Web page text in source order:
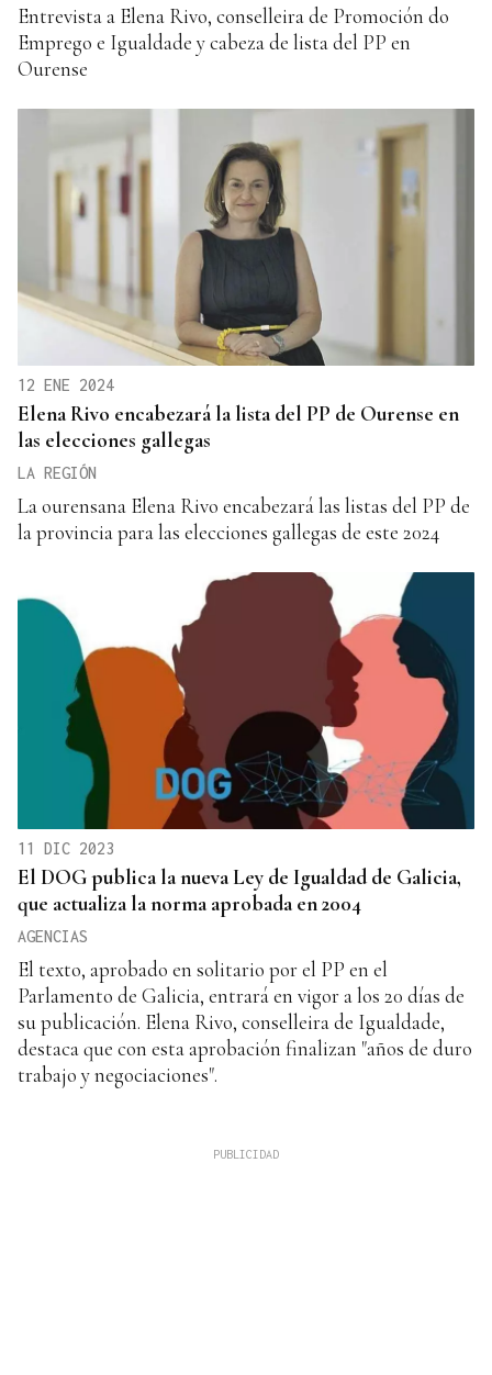
Entrevista a Elena Rivo, conselleira de Promoción do
Emprego e Igualdade y cabeza de lista del PP en
Ourense
12 ENE 2024
Elena Rivo encabezará la lista del PP de Ourense en
las elecciones gallegas
LA REGIÓN
La ourensana Elena Rivo encabezará las listas del PP de
la provincia para las elecciones gallegas de este 2024
11 DIC 2023
El DOG publica la nueva Ley de Igualdad de Galicia,
que actualiza la norma aprobada en 2004
AGENCIAS
El texto, aprobado en solitario por el PP en el
Parlamento de Galicia, entrará en vigor a los 20 días de
su publicación. Elena Rivo, conselleira de Igualdade,
destaca que con esta aprobación finalizan "años de duro
trabajo y negociaciones".